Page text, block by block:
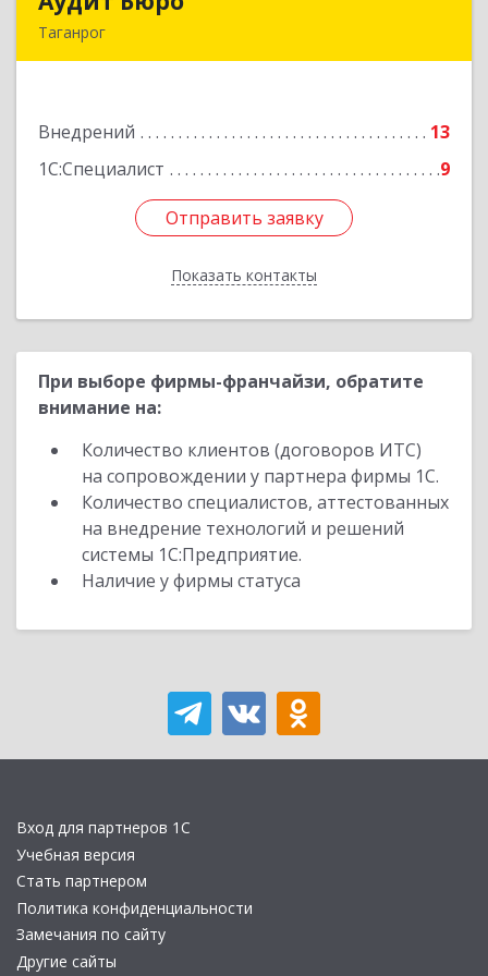
Таганрог
Внедрений
13
1С:Специалист
9
Отправить заявку
Показать контакты
Подробнее
Отправить заявку
Назад
При выборе фирмы-франчайзи, обратите
внимание на:
Количество клиентов (договоров ИТС)
на сопровождении у партнера фирмы 1С.
Количество специалистов, аттестованных
на внедрение технологий и решений
системы 1С:Предприятие.
Наличие у фирмы статуса
Вход для партнеров 1С
Учебная версия
Стать партнером
Политика конфиденциальности
Замечания по сайту
Другие сайты